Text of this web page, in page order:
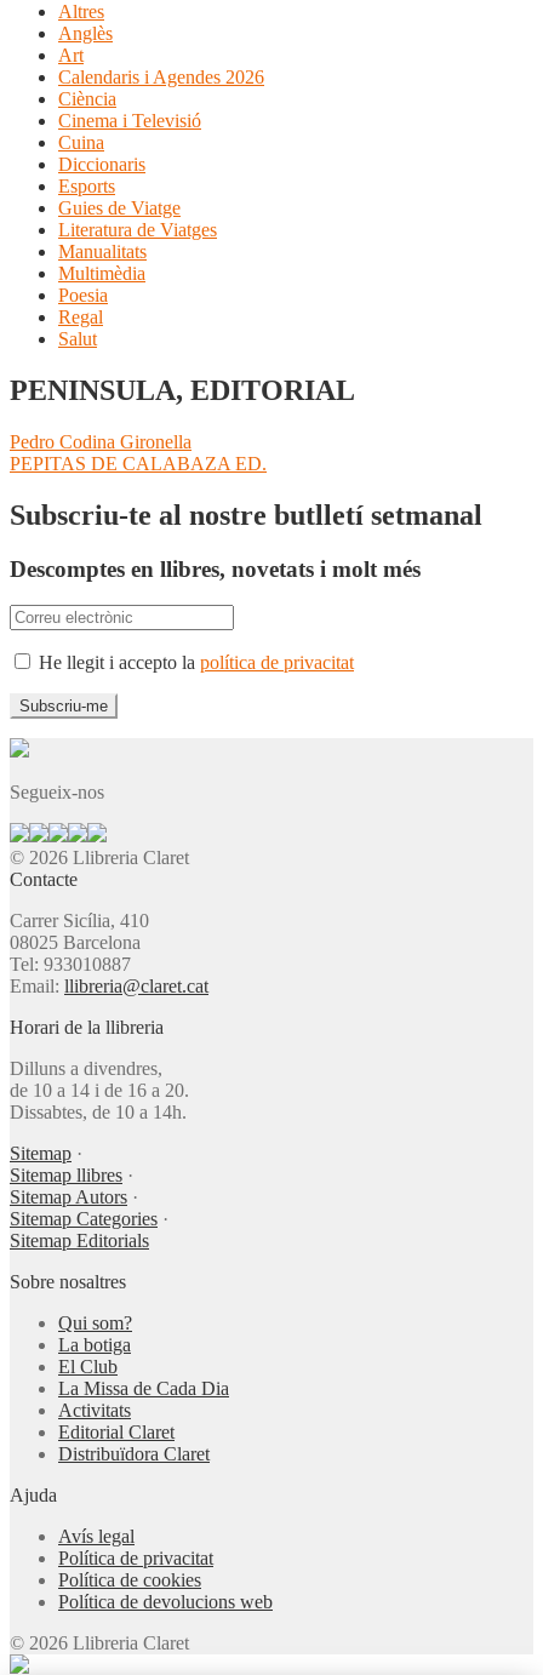
Altres
Anglès
Art
Calendaris i Agendes 2026
Ciència
Cinema i Televisió
Cuina
Diccionaris
Esports
Guies de Viatge
Literatura de Viatges
Manualitats
Multimèdia
Poesia
Regal
Salut
PENINSULA, EDITORIAL
Navegació
d'entrades
Entrada
anterior:
Pedro Codina Gironella
Pròxima
PEPITAS DE CALABAZA ED.
Subscriu-te al nostre butlletí setmanal
Descomptes en llibres, novetats i molt més
He llegit i accepto la política de privacitat
Segueix-nos
© 2026 Llibreria Claret
Contacte
Carrer Sicília, 410
08025 Barcelona
Tel: 933010887
Email: llibreria@claret.cat
Horari de la llibreria
Dilluns a divendres,
de 10 a 14 i de 16 a 20.
Dissabtes, de 10 a 14h.
Sitemap ·
Sitemap llibres ·
Sitemap Autors ·
Sitemap Categories ·
Sitemap Editorials
Sobre nosaltres
Qui som?
La botiga
El Club
La Missa de Cada Dia
Activitats
Editorial Claret
Distribuïdora Claret
Ajuda
Avís legal
Política de privacitat
Política de cookies
Política de devolucions web
© 2026 Llibreria Claret